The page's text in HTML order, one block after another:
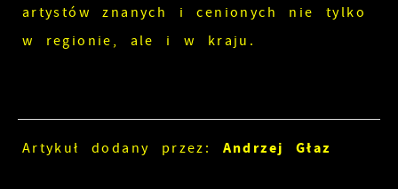
artystów znanych i cenionych nie tylko
w regionie, ale i w kraju.
Artykuł dodany przez: Andrzej Głaz